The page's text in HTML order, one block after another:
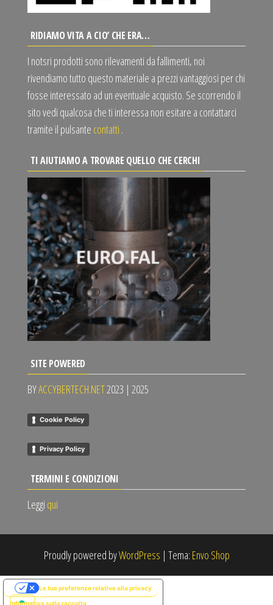
RIDIAMO VITA A CIO’ CHE ERA…
I notsri prodotti sono rilevamenti da fallimenti, noi
rivendiamo tutto questo materiale a prezzi vantaggiosi per chi
fosse interessato ad un eventuale acquisto. Se scorrendo il
sito vedi qualcosa che ti interessa non esitare a contattarci
tramite il pulsante contatti .
TI AIUTIAMO A TROVARE QUELLO CHE CERCHI
SITE POWERED
BYACCYBERTECH.NET2023 | 2025
Cookie Policy
Privacy Policy
TERMINI E CONDIZIONI
Leggi qui
Proudly powered byWordPress | Tema: Envo Shop
Informativa sulla raccolta
Le tue preferenze relative alla privacy